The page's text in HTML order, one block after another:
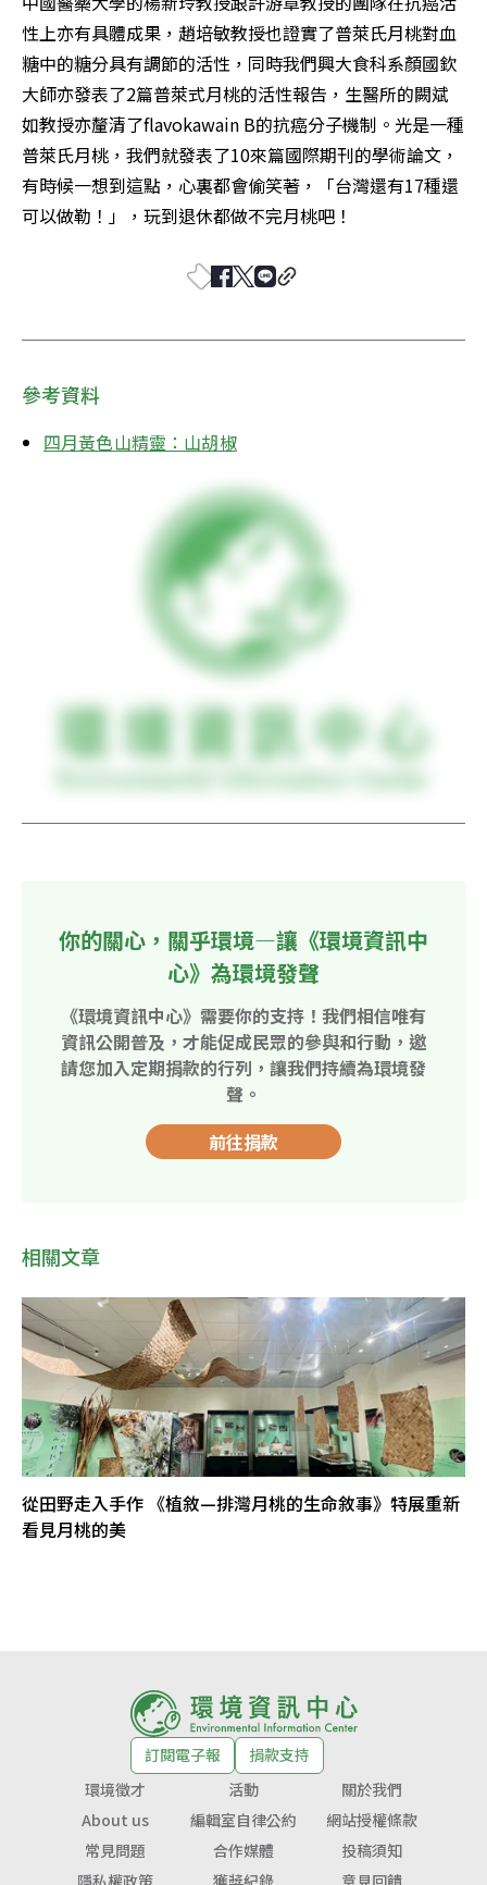
性上亦有具體成果，趙培敏教授也證實了普萊氏月桃對血
糖中的糖分具有調節的活性，同時我們興大食科系顏國欽
大師亦發表了2篇普萊式月桃的活性報告，生醫所的闕斌
如教授亦釐清了flavokawain B的抗癌分子機制。光是一種
普萊氏月桃，我們就發表了10來篇國際期刊的學術論文，
有時候一想到這點，心裏都會偷笑著，「台灣還有17種還
可以做勒！」，玩到退休都做不完月桃吧！
參考資料
四月黃色山精靈：山胡椒
你的關心，關乎環境—讓《環境資訊中
心》為環境發聲
《環境資訊中心》需要你的支持！我們相信唯有
資訊公開普及，才能促成民眾的參與和行動，邀
請您加入定期捐款的行列，讓我們持續為環境發
聲。
前往捐款
相關文章
從田野走入手作 《植敘—排灣月桃的生命敘事》特展重新
看見月桃的美
訂閱電子報
捐款支持
環境徵才
活動
關於我們
About us
編輯室自律公約
網站授權條款
常見問題
合作媒體
投稿須知
隱私權政策
獲獎紀錄 意見回饋